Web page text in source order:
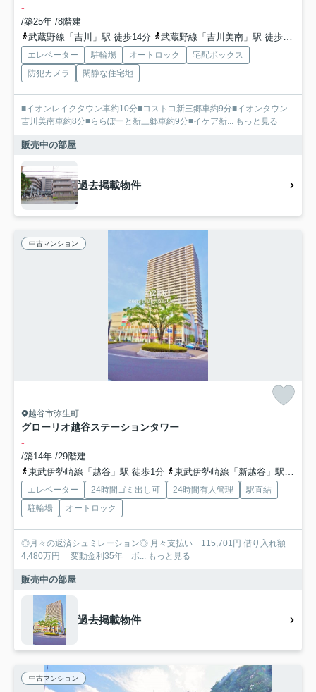
-
/築25年 /8階建
武蔵野線「吉川」駅 徒歩14分
武蔵野線「吉川美南」駅 徒歩23分
エレベーター 駐輪場 オートロック
宅配ボックス
防犯カメラ
閑静な住宅地
■イオンレイクタウン車約10分■コストコ新三郷車約9分■イオンタウン
吉川美南車約8分■ららぽーと新三郷車約9分■イケア新...
もっと見る
販売中の部屋
過去掲載物件
中古マンション
越谷市弥生町
グローリオ越谷ステーションタワー
-
/築14年 /29階建
東武伊勢崎線「越谷」駅 徒歩1分
東武伊勢崎線「新越谷」駅 徒歩22分
エレベーター 24時間ゴミ出し可 24時間有人管理
駅直結
駐輪場
オートロック
◎月々の返済シュミレーション◎ 月々支払い 115,701円 借り入れ額
4,480万円 変動金利35年 ボ...
もっと見る
販売中の部屋
過去掲載物件
中古マンション